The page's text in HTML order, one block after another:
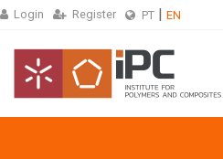
Login Register PT EN